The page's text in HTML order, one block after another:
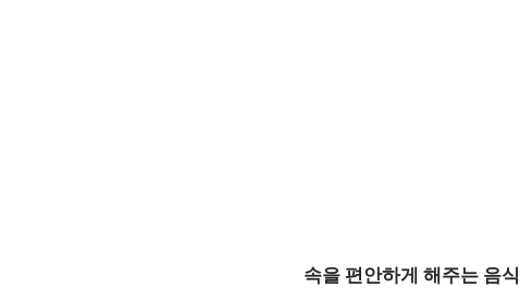
속을 편안하게 해주는 음식